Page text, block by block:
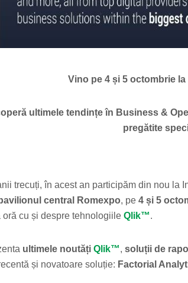
Vino pe 4 și 5 octombrie
ultimele tendințe în Business &
pregătite
trecuți, în acest an participăm din nou la
central Romexpo, pe 4 și 5
oră cu și despre tehnologiile Qlik™.
ultimele noutăți Qlik™, soluții de
și novatoare soluție: Factorial